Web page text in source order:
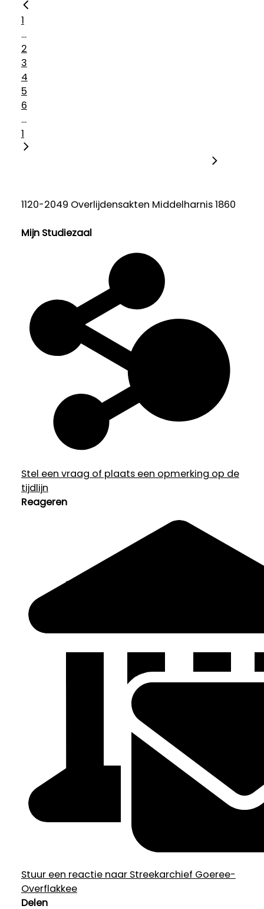
1
...
2
3
4
5
6
...
1
1120-2049 Overlijdensakten Middelharnis 1860
Mijn Studiezaal
Stel een vraag of plaats een opmerking op de
tijdlijn
Reageren
Stuur een reactie naar Streekarchief Goeree-
Overflakkee
Delen